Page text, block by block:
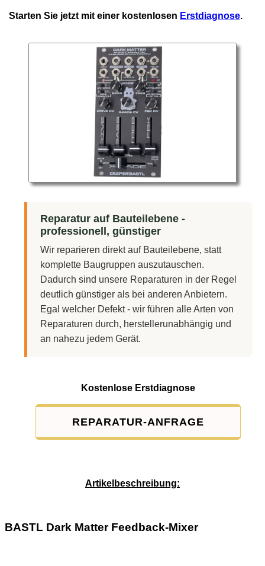
Starten Sie jetzt mit einer kostenlosen Erstdiagnose.
Reparatur auf Bauteilebene -
professionell, günstiger
Wir reparieren direkt auf Bauteilebene, statt
komplette Baugruppen auszutauschen.
Dadurch sind unsere Reparaturen in der Regel
deutlich günstiger als bei anderen Anbietern.
Egal welcher Defekt - wir führen alle Arten von
Reparaturen durch, herstellerunabhängig und
an nahezu jedem Gerät.
Kostenlose Erstdiagnose
REPARATUR-ANFRAGE
Artikelbeschreibung:
BASTL Dark Matter Feedback-Mixer